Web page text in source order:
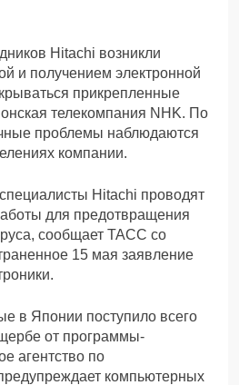
Hitachi возникли
и получением электронной
прикрепленные
телекомпания NHK. По
проблемы наблюдаются
компании.
Hitachi проводят
для предотвращения
сообщает ТАСС со
15 мая заявление
в Японии поступило всего
от программы-
агентство по
компьютерных